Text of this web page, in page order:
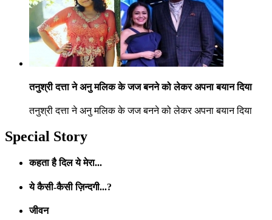
तनुश्री दत्ता ने अनु मलिक के जज बनने को लेकर अपना बयान दिया
तनुश्री दत्ता ने अनु मलिक के जज बनने को लेकर अपना बयान दिया
Special Story
कहता है दिल ये मेरा...
ये कैसी-कैसी ज़िन्दगी...?
जीवन